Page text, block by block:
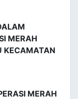
MERAH
KECAMATAN
MERAH